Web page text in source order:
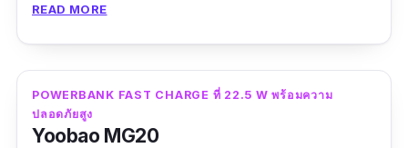
รีวิว :คุณภาพดีมากค่ะ จัดส่งไว แนะนำเลย
READ MORE
POWERBANK FAST CHARGE ที่ 22.5 W พร้อมความ
ปลอดภัยสูง
Yoobao MG20